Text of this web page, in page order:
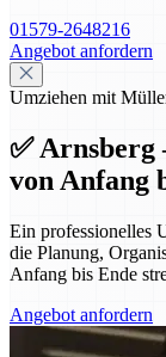
01579-2648216
Angebot anfordern
Umziehen mit
✅
von Anfang
Ein professionelles
die Planung,
Anfang bis Ende
Angebot anfordern